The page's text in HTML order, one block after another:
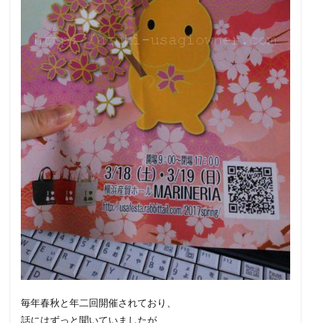
毎年春秋と年二回開催されており、
話にはずっと聞いていましたが